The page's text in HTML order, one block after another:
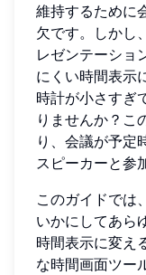
維持するために
欠です。しかし
レゼンテーショ
にくい時間表示
時計が小さすぎ
りませんか？こ
り、会議が予定
スピーカーと参
このガイドでは
いかにしてあら
時間表示に変え
な時間画面ツー